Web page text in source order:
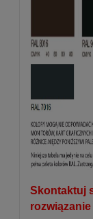
Skontaktuj